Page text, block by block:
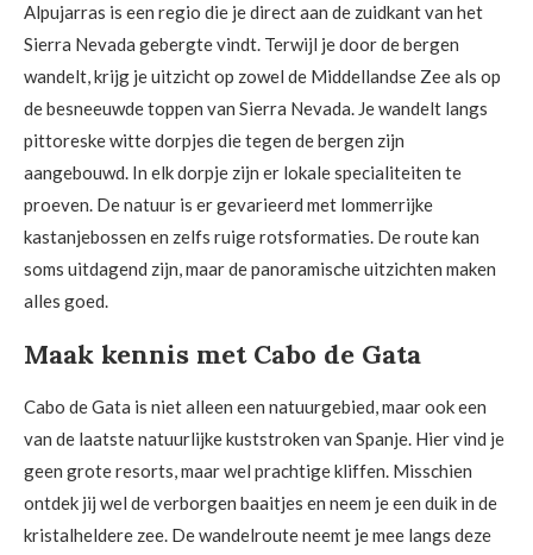
Alpujarras is een regio die je direct aan de zuidkant van het
Sierra Nevada gebergte vindt. Terwijl je door de bergen
wandelt, krijg je uitzicht op zowel de Middellandse Zee als op
de besneeuwde toppen van Sierra Nevada. Je wandelt langs
pittoreske witte dorpjes die tegen de bergen zijn
aangebouwd. In elk dorpje zijn er lokale specialiteiten te
proeven. De natuur is er gevarieerd met lommerrijke
kastanjebossen en zelfs ruige rotsformaties. De route kan
soms uitdagend zijn, maar de panoramische uitzichten maken
alles goed.
Maak kennis met Cabo de Gata
Cabo de Gata is niet alleen een natuurgebied, maar ook een
van de laatste natuurlijke kuststroken van Spanje. Hier vind je
geen grote resorts, maar wel prachtige kliffen. Misschien
ontdek jij wel de verborgen baaitjes en neem je een duik in de
kristalheldere zee. De wandelroute neemt je mee langs deze